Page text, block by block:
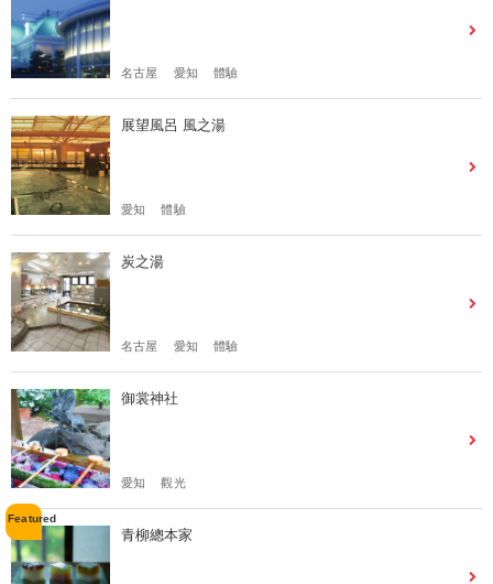
名古屋 愛知 體驗
展望風呂 風之湯
愛知 體驗
炭之湯
名古屋 愛知 體驗
御裳神社
愛知 觀光
青柳總本家